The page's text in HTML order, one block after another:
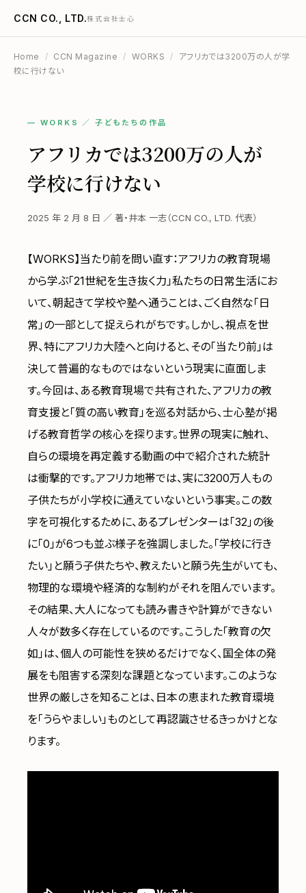
CCN CO., LTD.株式会社士心
Home / CCN Magazine / WORKS /
アフリカでは3200万の人が学
校に行けない
— WORKS ／ 子どもたちの作品
アフリカでは3200万の人が
学校に行けない
2025 年 2 月 8 日 ／ 著・井本 一志（CCN CO., LTD. 代表）
【WORKS】当たり前を問い直す：アフリカの教育現場
から学ぶ「21世紀を生き抜く力」私たちの日常生活にお
いて、朝起きて学校や塾へ通うことは、ごく自然な「日
常」の一部として捉えられがちです。しかし、視点を世
界、特にアフリカ大陸へと向けると、その「当たり前」は
決して普遍的なものではないという現実に直面しま
す。今回は、ある教育現場で共有された、アフリカの教
育支援と「質の高い教育」を巡る対話から、士心塾が掲
げる教育哲学の核心を探ります。世界の現実に触れ、
自らの環境を再定義する動画の中で紹介された統計
は衝撃的です。アフリカ地帯では、実に3200万人もの
子供たちが小学校に通えていないという事実。この数
字を可視化するために、あるプレゼンターは「32」の後
に「0」が6つも並ぶ様子を強調しました。「学校に行き
たい」と願う子供たちや、教えたいと願う先生がいても、
物理的な環境や経済的な制約がそれを阻んでいます。
その結果、大人になっても読み書きや計算ができない
人々が数多く存在しているのです。こうした「教育の欠
如」は、個人の可能性を狭めるだけでなく、国全体の発
展をも阻害する深刻な課題となっています。このような
世界の厳しさを知ることは、日本の恵まれた教育環境
を「うらやましい」ものとして再認識させるきっかけとな
ります。